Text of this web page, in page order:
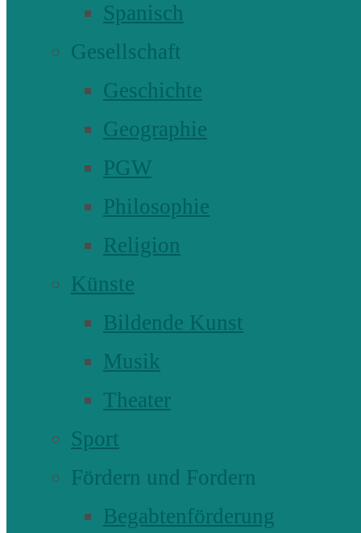
Spanisch
Gesellschaft
Geschichte
Geographie
PGW
Philosophie
Religion
Künste
Bildende Kunst
Musik
Theater
Sport
Fördern und Fordern
Begabtenförderung